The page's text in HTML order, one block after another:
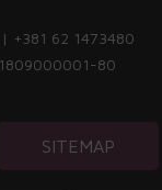
+381 62 1473480
80
SITEMAP